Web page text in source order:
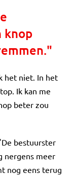
knop
het niet. In het
Ik kan me
beter zou
bestuurster
nergens meer
nog eens terug